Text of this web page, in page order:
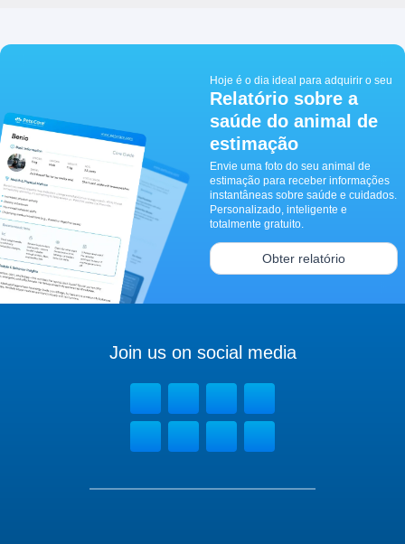
Hoje é o dia ideal para adquirir o seu
Relatório sobre a
saúde do animal de
estimação
Envie uma foto do seu animal de
estimação para receber informações
instantâneas sobre saúde e cuidados.
Personalizado, inteligente e
totalmente gratuito.
Obter relatório
Join us on social media